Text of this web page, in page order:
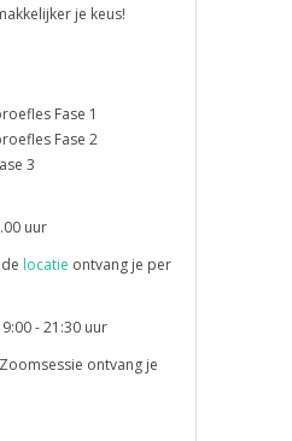
je keus!
Fase 1
Fase 2
3
uur
locatie ontvang je per
- 21:30 uur
ontvang je